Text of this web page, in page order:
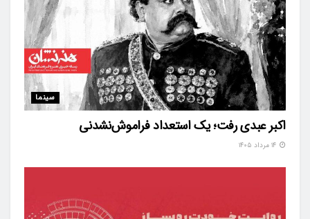
سینما
اکبر عبدی رفت؛ یک استعداد فراموش‌نشدنی